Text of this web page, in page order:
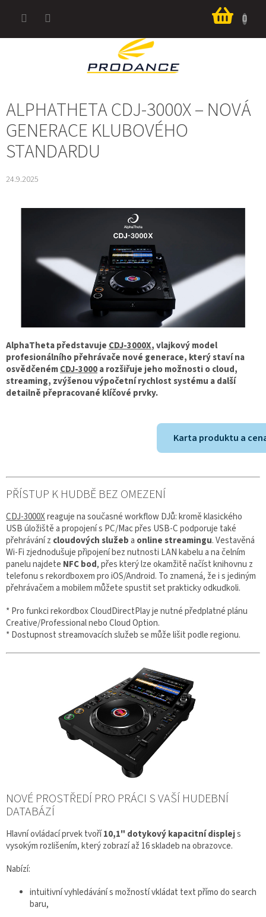
košík
ALPHATHETA CDJ-3000X – NOVÁ
GENERACE KLUBOVÉHO
STANDARDU
24.9.2025
AlphaTheta představujeCDJ-3000X, vlajkový model
profesionálního přehrávače nové generace, který staví na
osvědčenémCDJ-3000a rozšiřuje jeho možnosti o cloud,
streaming, zvýšenou výpočetní rychlost systému a další
detailně přepracované klíčové prvky.
Karta produktu a
PŘÍSTUP K HUDBĚ BEZ OMEZENÍ
CDJ-3000Xreaguje na současné workflow DJů: kromě klasického
USB úložiště a propojení s PC/Mac přes USB-C podporuje také
přehrávání z cloudových služeba online streamingu. Vestavěná
Wi-Fi zjednodušuje připojení bez nutnosti LAN kabelu a na čelním
panelu najdete NFC bod, přes který lze okamžitě načíst knihovnu z
telefonu s rekordboxem pro iOS/Android. To znamená, že i s jediným
přehrávačem a mobilem můžete spustit set prakticky odkudkoli.
* Pro funkci rekordbox CloudDirectPlay je nutné předplatné plánu
Creative/Professional nebo Cloud Option.
* Dostupnost streamovacích služeb se může lišit podle regionu.
NOVÉ PROSTŘEDÍ PRO PRÁCI S VAŠÍ HUDEBNÍ
DATABÁZÍ
Hlavní ovládací prvek tvoří10,1" dotykový kapacitní displejs
vysokým rozlišením, který zobrazí až 16 skladeb na obrazovce.
Nabízí:
intuitivní vyhledávání s možností vkládat text přímo do search
baru,